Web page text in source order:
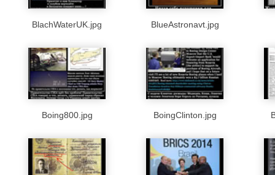
BlachWaterUK.jpg BlueAstronavt.jpg
Boing800.jpg BoingClinton.jpg